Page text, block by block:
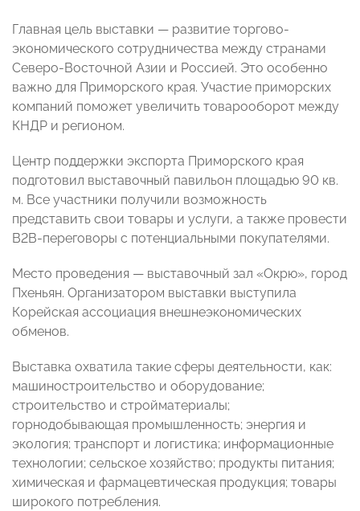
Главная цель выставки — развитие торгово-
экономического сотрудничества между странами
Северо-Восточной Азии и Россией. Это особенно
важно для Приморского края. Участие приморских
компаний поможет увеличить товарооборот между
КНДР и регионом.
Центр поддержки экспорта Приморского края
подготовил выставочный павильон площадью 90 кв.
м. Все участники получили возможность
представить свои товары и услуги, а также провести
В2В-переговоры с потенциальными покупателями.
Место проведения — выставочный зал «Окрю», город
Пхеньян. Организатором выставки выступила
Корейская ассоциация внешнеэкономических
обменов.
Выставка охватила такие сферы деятельности, как:
машиностроительство и оборудование;
строительство и стройматериалы;
горнодобывающая промышленность; энергия и
экология; транспорт и логистика; информационные
технологии; сельское хозяйство; продукты питания;
химическая и фармацевтическая продукция; товары
широкого потребления.